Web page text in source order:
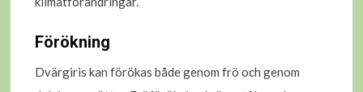
Förökning
Dvärgiris kan förökas både genom frö och genom